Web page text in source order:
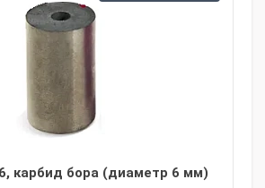
карбид бора (диаметр 6 мм)